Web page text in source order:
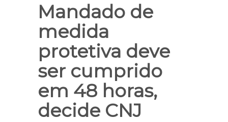
Mandado de
medida
protetiva deve
ser cumprido
em 48 horas,
decide CNJ